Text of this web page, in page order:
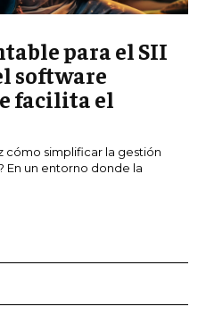
para el SII
software
facilita el
cómo simplificar la gestión
En un entorno donde la